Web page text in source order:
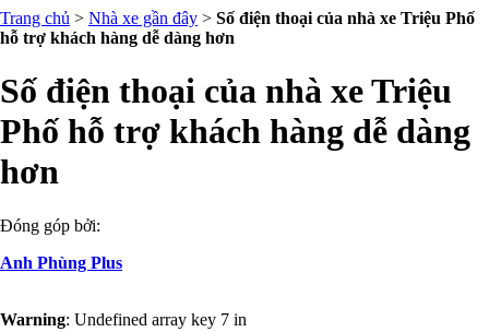
Trang chủ > Nhà xe gần đây > Số điện thoại của nhà xe Triệu Phố
hỗ trợ khách hàng dễ dàng hơn
Số điện thoại của nhà xe Triệu
Phố hỗ trợ khách hàng dễ dàng
hơn
Đóng góp bởi:
Anh Phùng Plus
Warning: Undefined array key 7 in